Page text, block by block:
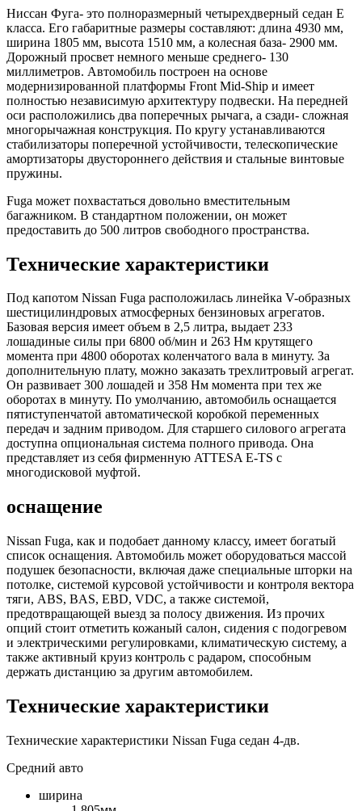
Ниссан Фуга- это полноразмерный четырехдверный седан E
класса. Его габаритные размеры составляют: длина 4930 мм,
ширина 1805 мм, высота 1510 мм, а колесная база- 2900 мм.
Дорожный просвет немного меньше среднего- 130
миллиметров. Автомобиль построен на основе
модернизированной платформы Front Mid-Ship и имеет
полностью независимую архитектуру подвески. На передней
оси расположились два поперечных рычага, а сзади- сложная
многорычажная конструкция. По кругу устанавливаются
стабилизаторы поперечной устойчивости, телескопические
амортизаторы двустороннего действия и стальные винтовые
пружины.
Fuga может похвастаться довольно вместительным
багажником. В стандартном положении, он может
предоставить до 500 литров свободного пространства.
Технические характеристики
Под капотом Nissan Fuga расположилась линейка V-образных
шестицилиндровых атмосферных бензиновых агрегатов.
Базовая версия имеет объем в 2,5 литра, выдает 233
лошадиные силы при 6800 об/мин и 263 Нм крутящего
момента при 4800 оборотах коленчатого вала в минуту. За
дополнительную плату, можно заказать трехлитровый агрегат.
Он развивает 300 лошадей и 358 Нм момента при тех же
оборотах в минуту. По умолчанию, автомобиль оснащается
пятиступенчатой автоматической коробкой переменных
передач и задним приводом. Для старшего силового агрегата
доступна опциональная система полного привода. Она
представляет из себя фирменную ATTESA E-TS с
многодисковой муфтой.
оснащение
Nissan Fuga, как и подобает данному классу, имеет богатый
список оснащения. Автомобиль может оборудоваться массой
подушек безопасности, включая даже специальные шторки на
потолке, системой курсовой устойчивости и контроля вектора
тяги, ABS, BAS, EBD, VDC, а также системой,
предотвращающей выезд за полосу движения. Из прочих
опций стоит отметить кожаный салон, сидения с подогревом
и электрическими регулировками, климатическую систему, а
также активный круиз контроль с радаром, способным
держать дистанцию за другим автомобилем.
Технические характеристики
Технические характеристики Nissan Fuga седан 4-дв.
Средний авто
ширина